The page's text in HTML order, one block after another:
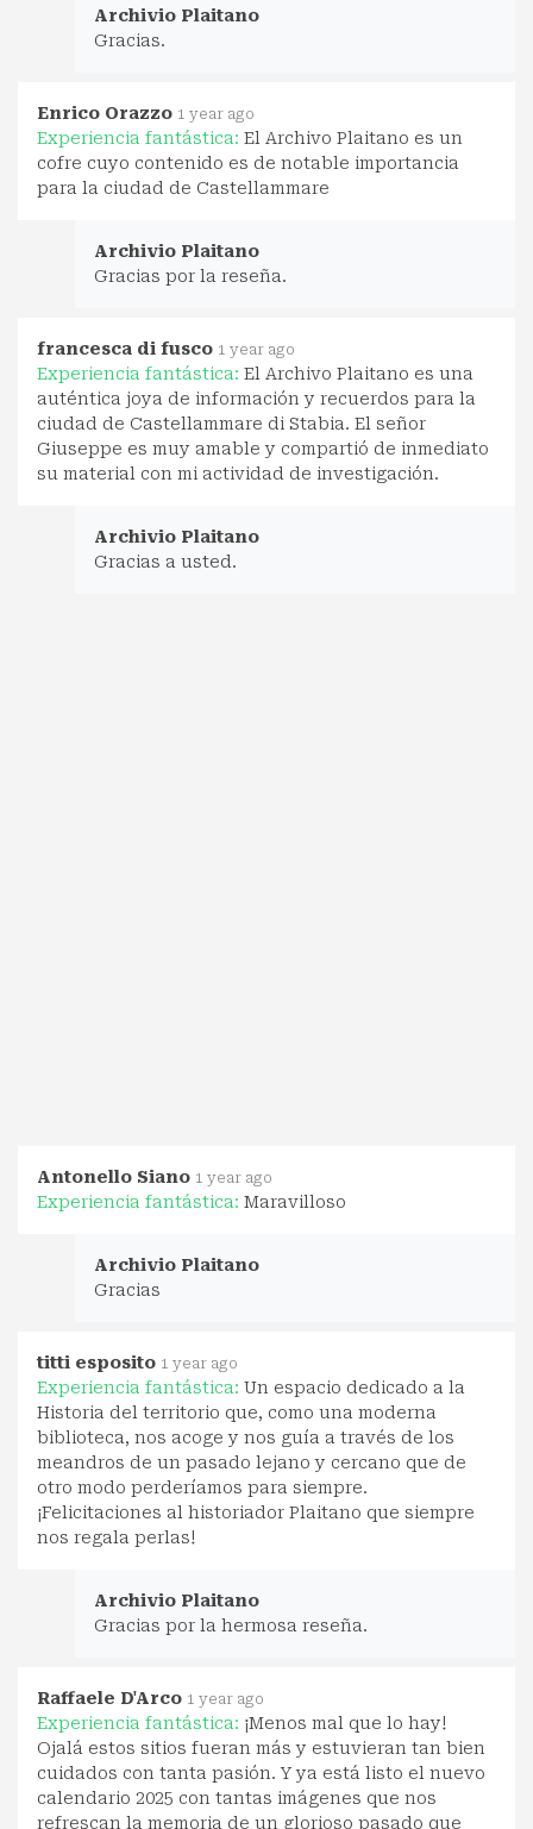
Archivio Plaitano
Gracias.
Enrico Orazzo 1 year ago
Experiencia fantástica: El Archivo Plaitano es un
cofre cuyo contenido es de notable importancia
para la ciudad de Castellammare
Archivio Plaitano
Gracias por la reseña.
francesca di fusco 1 year ago
Experiencia fantástica: El Archivo Plaitano es una
auténtica joya de información y recuerdos para la
ciudad de Castellammare di Stabia. El señor
Giuseppe es muy amable y compartió de inmediato
su material con mi actividad de investigación.
Archivio Plaitano
Gracias a usted.
Antonello Siano 1 year ago
Experiencia fantástica: Maravilloso
Archivio Plaitano
Gracias
titti esposito 1 year ago
Experiencia fantástica: Un espacio dedicado a la
Historia del territorio que, como una moderna
biblioteca, nos acoge y nos guía a través de los
meandros de un pasado lejano y cercano que de
otro modo perderíamos para siempre.
¡Felicitaciones al historiador Plaitano que siempre
nos regala perlas!
Archivio Plaitano
Gracias por la hermosa reseña.
Raffaele D'Arco 1 year ago
Experiencia fantástica: ¡Menos mal que lo hay!
Ojalá estos sitios fueran más y estuvieran tan bien
cuidados con tanta pasión. Y ya está listo el nuevo
calendario 2025 con tantas imágenes que nos
refrescan la memoria de un glorioso pasado que